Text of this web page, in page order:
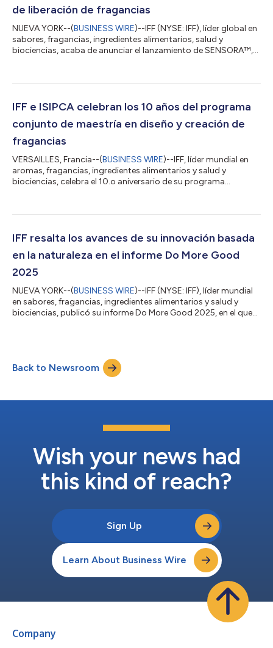
de liberación de fragancias
NUEVA YORK--(BUSINESS WIRE)--IFF (NYSE: IFF), líder global en
sabores, fragancias, ingredientes alimentarios, salud y
biociencias, acaba de anunciar el lanzamiento de SENSORA™,
experimentan los aromas en los artefactos para el hogar, el
actualmente se encuentra en proceso de patentamiento, fue
IFF e ISIPCA celebran los 10 años del programa
conjunto de maestría en diseño y creación de
fragancias
VERSAILLES, Francia--(BUSINESS WIRE)--IFF, líder mundial en
aromas, fragancias, ingredientes alimentarios y salud y
biociencias, celebra el 10.o aniversario de su programa
ISIPCA, la escuela de renombre mundial especializada en
aromas alimentarios. Desde su lanzamiento en 2016, el
IFF resalta los avances de su innovación basada
en la naturaleza en el informe Do More Good
2025
NUEVA YORK--(BUSINESS WIRE)--IFF (NYSE: IFF), líder mundial
en sabores, fragancias, ingredientes alimentarios y salud y
biociencias, publicó su informe Do More Good 2025, en el que
origen natural, refleja el papel central de la sustentabilidad y
sitúa su innovación en la intersección entre la biología y la
Back to Newsroom
Wish your news had
this kind of reach?
Sign Up
Learn About Business Wire
Company